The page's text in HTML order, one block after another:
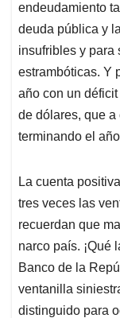
endeudamiento
deuda pública y
insufribles y para
estrambóticas. Y
año con un
de dólares, que a
terminando el
La cuenta
tres veces las
recuerdan que
narco país. ¡Qué
Banco de la
ventanilla
distinguido para